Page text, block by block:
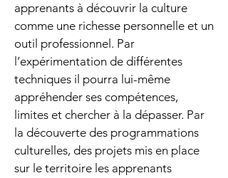
apprenants à découvrir la culture
comme une richesse personnelle et un
outil professionnel. Par
l’expérimentation de différentes
techniques il pourra lui-même
appréhender ses compétences,
limites et chercher à la dépasser. Par
la découverte des programmations
culturelles, des projets mis en place
sur le territoire les apprenants